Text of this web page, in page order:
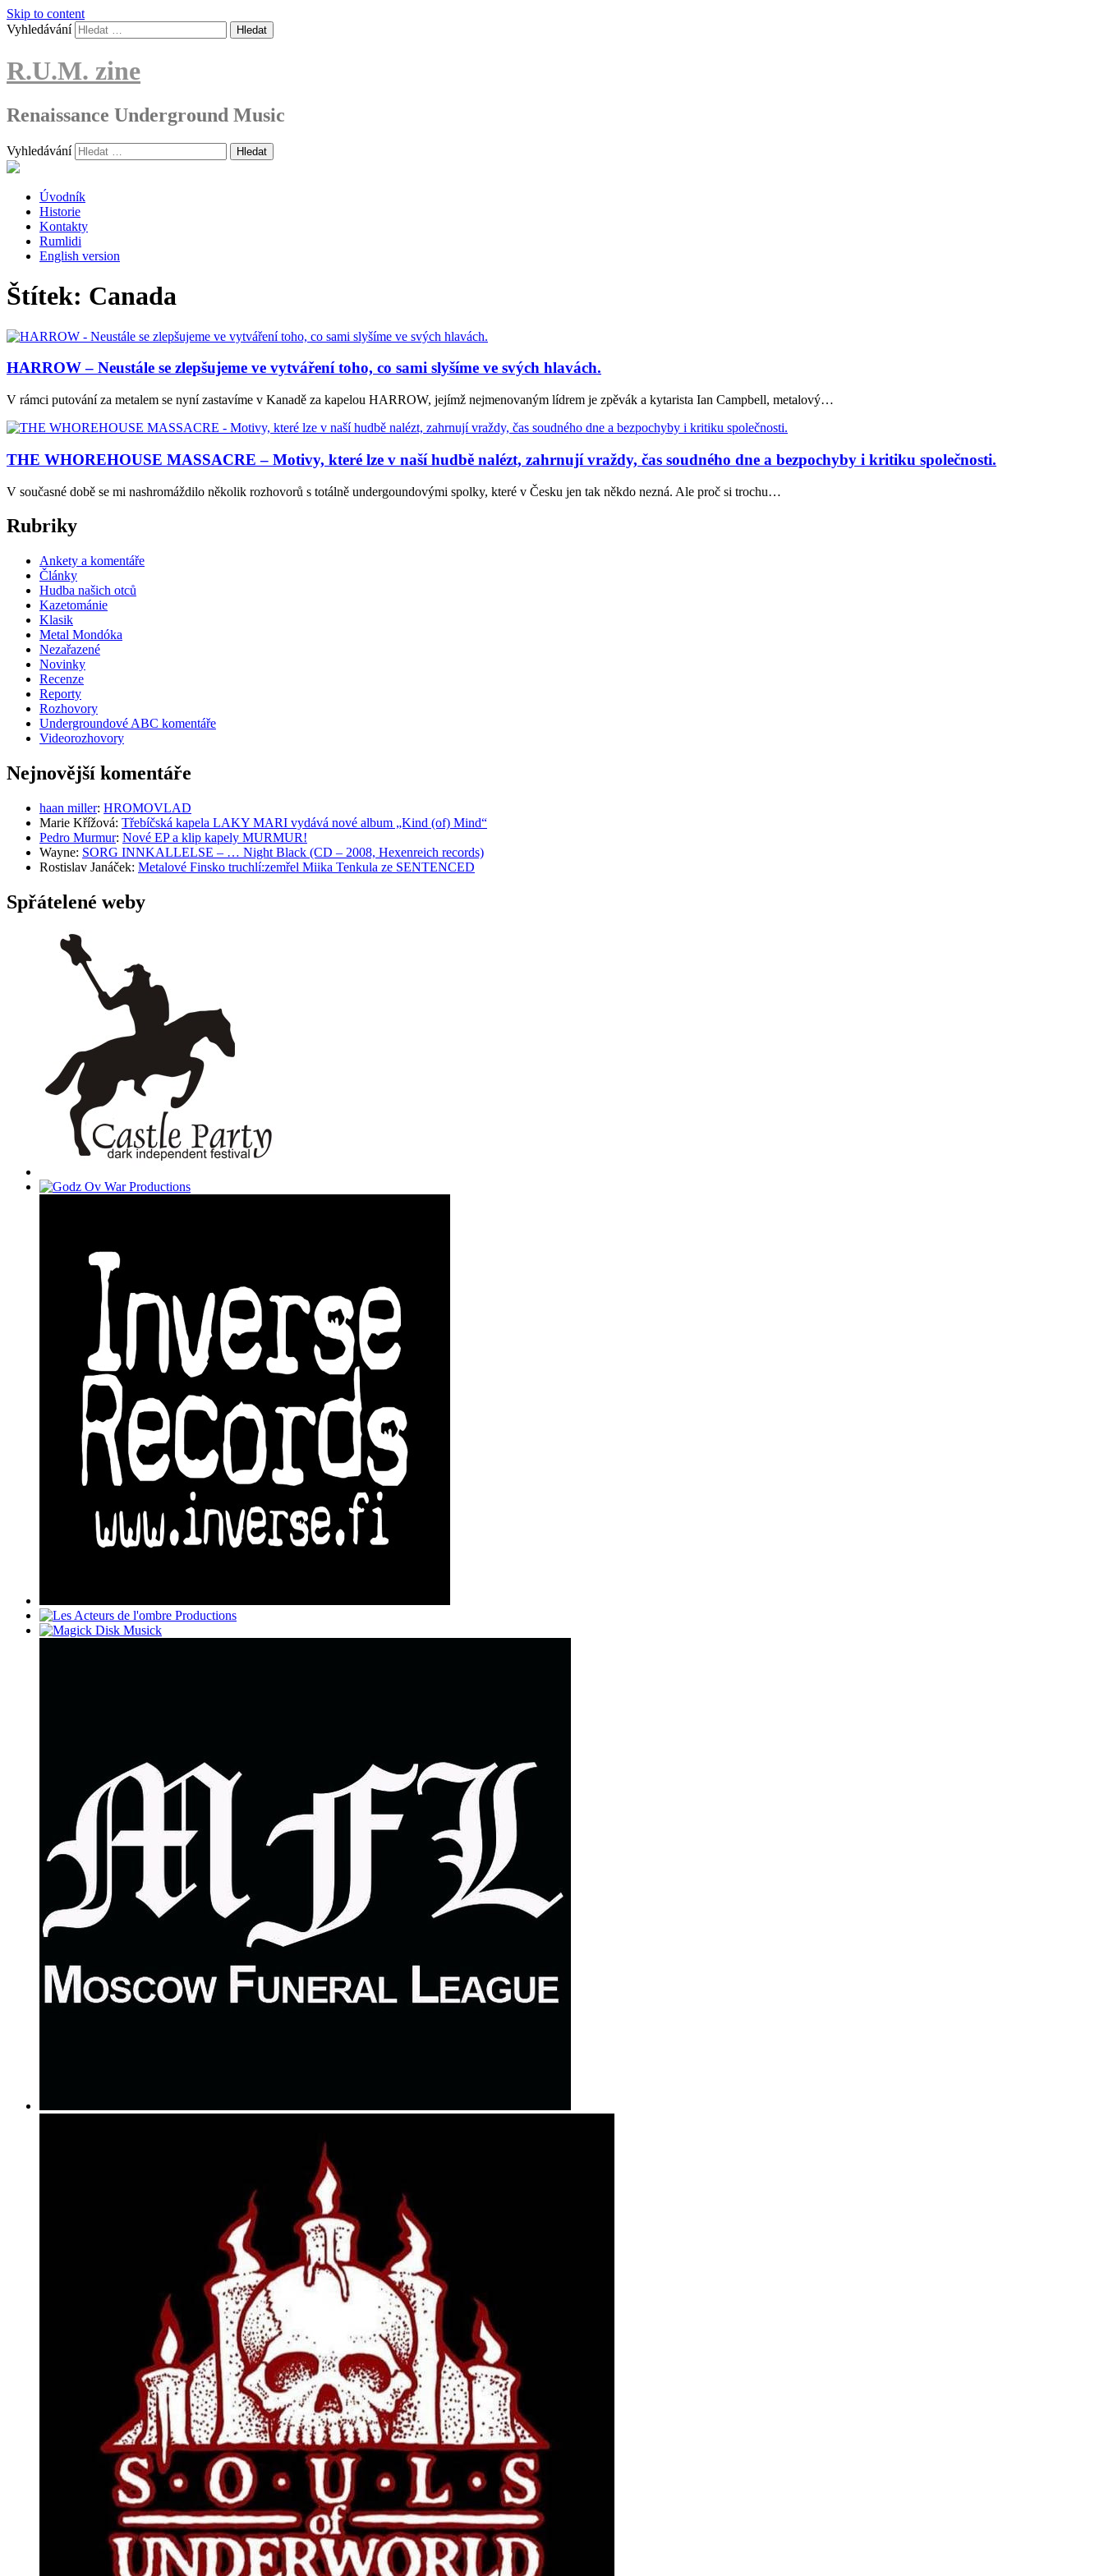
Skip to content
Vyhledávání
R.U.M. zine
Renaissance Underground Music
Vyhledávání
Úvodník
Historie
Kontakty
Rumlidi
English version
Štítek: Canada
HARROW – Neustále se zlepšujeme ve vytváření toho, co sami slyšíme ve svých hlavách.
V rámci putování za metalem se nyní zastavíme v Kanadě za kapelou HARROW, jejímž nejmenovaným lídrem je zpěvák a kytarista Ian Campbell, metalový…
THE WHOREHOUSE MASSACRE – Motivy, které lze v naší hudbě nalézt, zahrnují vraždy, čas soudného dne a bezpochyby i kritiku společnosti.
V současné době se mi nashromáždilo několik rozhovorů s totálně undergoundovými spolky, které v Česku jen tak někdo nezná. Ale proč si trochu…
Rubriky
Ankety a komentáře
Články
Hudba našich otců
Kazetománie
Klasik
Metal Mondóka
Nezařazené
Novinky
Recenze
Reporty
Rozhovory
Undergroundové ABC komentáře
Videorozhovory
Nejnovější komentáře
haan miller: HROMOVLAD
Marie Křížová: Třebíčská kapela LAKY MARI vydává nové album „Kind (of) Mind“
Pedro Murmur: Nové EP a klip kapely MURMUR!
Wayne: SORG INNKALLELSE – … Night Black (CD – 2008, Hexenreich records)
Rostislav Janáček: Metalové Finsko truchlí:zemřel Miika Tenkula ze SENTENCED
Spřátelené weby